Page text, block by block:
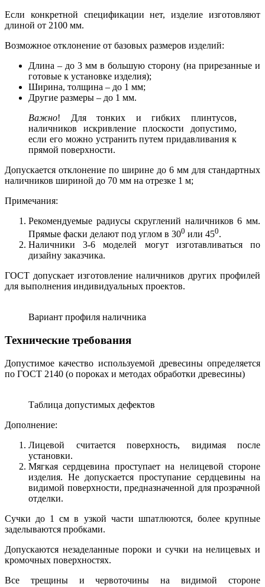
Если конкретной спецификации нет, изделие изготовляют
длиной от 2100 мм.
Возможное отклонение от базовых размеров изделий:
Длина – до 3 мм в большую сторону (на прирезанные и
готовые к установке изделия);
Ширина, толщина – до 1 мм;
Другие размеры – до 1 мм.
Важно! Для тонких и гибких плинтусов,
наличников искривление плоскости допустимо,
если его можно устранить путем придавливания к
прямой поверхности.
Допускается отклонение по ширине до 6 мм для стандартных
наличников шириной до 70 мм на отрезке 1 м;
Примечания:
Рекомендуемые радиусы скруглений наличников 6 мм.
Прямые фаски делают под углом в 300 или 450.
Наличники 3-6 моделей могут изготавливаться по
дизайну заказчика.
ГОСТ допускает изготовление наличников других профилей
для выполнения индивидуальных проектов.
Вариант профиля наличника
Технические требования
Допустимое качество используемой древесины определяется
по ГОСТ 2140 (о пороках и методах обработки древесины)
Таблица допустимых дефектов
Дополнение:
Лицевой считается поверхность, видимая после
установки.
Мягкая сердцевина проступает на нелицевой стороне
изделия. Не допускается проступание сердцевины на
видимой поверхности, предназначенной для прозрачной
отделки.
Сучки до 1 см в узкой части шпатлюются, более крупные
заделываются пробками.
Допускаются незаделанные пороки и сучки на нелицевых и
кромочных поверхностях.
Все трещины и червоточины на видимой стороне